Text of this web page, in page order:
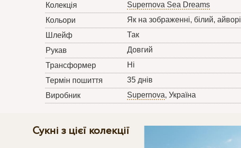
Колекція
Supernova Sea Dreams
Кольори
Як на зображенні, білий, айворі
Шлейф
Так
Рукав
Довгий
Трансформер
Ні
Термін пошиття
35 днів
Виробник
Supernova, Україна
Сукні з цієї колекції